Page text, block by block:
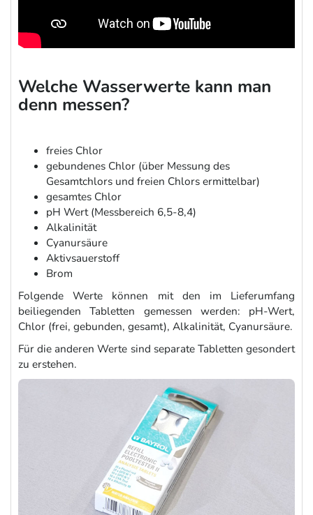
Welche Wasserwerte kann man
denn messen?
freies Chlor
gebundenes Chlor (über Messung des
Gesamtchlors und freien Chlors ermittelbar)
gesamtes Chlor
pH Wert (Messbereich 6,5-8,4)
Alkalinität
Cyanursäure
Aktivsauerstoff
Brom
Folgende Werte können mit den im Lieferumfang
beiliegenden Tabletten gemessen werden: pH-Wert,
Chlor (frei, gebunden, gesamt), Alkalinität, Cyanursäure.
Für die anderen Werte sind separate Tabletten gesondert
zu erstehen.